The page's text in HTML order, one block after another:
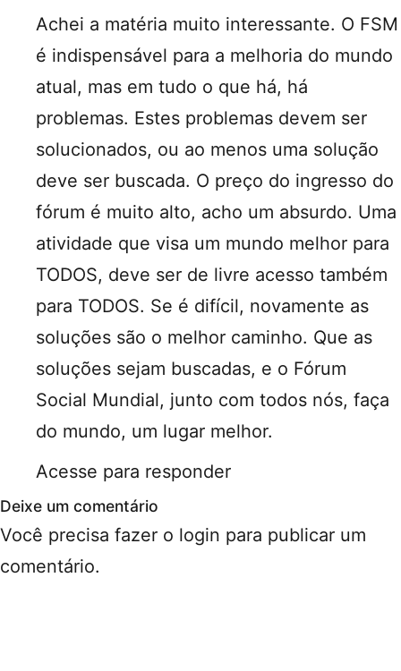
Achei a matéria muito interessante. O FSM
é indispensável para a melhoria do mundo
atual, mas em tudo o que há, há
problemas. Estes problemas devem ser
solucionados, ou ao menos uma solução
deve ser buscada. O preço do ingresso do
fórum é muito alto, acho um absurdo. Uma
atividade que visa um mundo melhor para
TODOS, deve ser de livre acesso também
para TODOS. Se é difícil, novamente as
soluções são o melhor caminho. Que as
soluções sejam buscadas, e o Fórum
Social Mundial, junto com todos nós, faça
do mundo, um lugar melhor.
Acesse para responder
Deixe um comentário
Você precisa fazer o login para publicar um
comentário.